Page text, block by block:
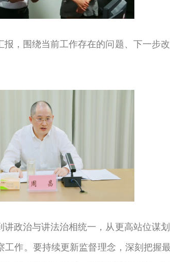
，围绕当前工作存在的问题、下一步
政治与讲法治相统一，从更高站位谋
作。要持续更新监督理念，深刻把握